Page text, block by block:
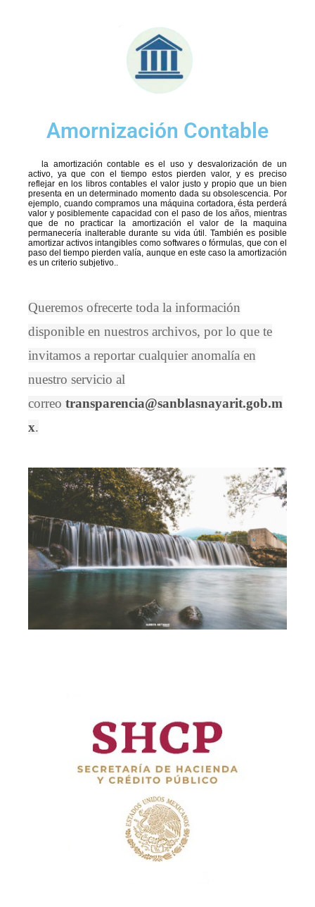
Amornización Contable
la amortización contable es el uso y desvalorización de un
activo, ya que con el tiempo estos pierden valor, y es preciso
reflejar en los libros contables el valor justo y propio que un bien
presenta en un determinado momento dada su obsolescencia. Por
ejemplo, cuando compramos una máquina cortadora, ésta perderá
valor y posiblemente capacidad con el paso de los años, mientras
que de no practicar la amortización el valor de la maquina
permanecería inalterable durante su vida útil. También es posible
amortizar activos intangibles como softwares o fórmulas, que con el
paso del tiempo pierden valía, aunque en este caso la amortización
es un criterio subjetivo..
Queremos ofrecerte toda la información
disponible en nuestros archivos, por lo que te
invitamos a reportar cualquier anomalía en
nuestro servicio al
correo transparencia@sanblasnayarit.gob.m
x.